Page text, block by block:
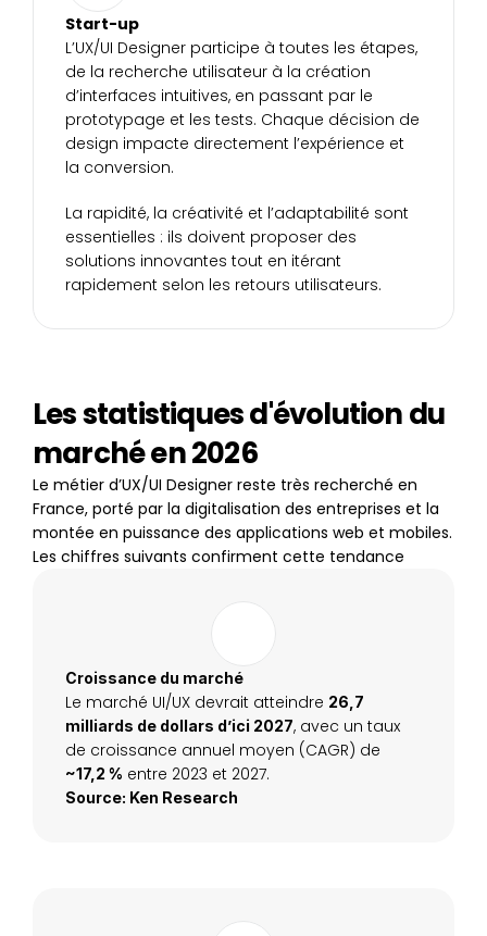
Start-up
L’UX/UI Designer participe à toutes les étapes,
de la recherche utilisateur à la création
d’interfaces intuitives, en passant par le
prototypage et les tests. Chaque décision de
design impacte directement l’expérience et
la conversion.
La rapidité, la créativité et l’adaptabilité sont
essentielles : ils doivent proposer des
solutions innovantes tout en itérant
rapidement selon les retours utilisateurs.
Les statistiques d'évolution du
marché en 2026
Le métier d’UX/UI Designer reste très recherché en
France, porté par la digitalisation des entreprises et la
montée en puissance des applications web et mobiles.
Les chiffres suivants confirment cette tendance
Croissance du marché
Le marché UI/UX devrait atteindre 26,7
milliards de dollars d’ici 2027, avec un taux
~17,2 % entre 2023 et 2027.
Source: Ken Research